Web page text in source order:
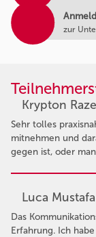
zur
Krypton
Sehr tolles
mitnehmen und
gegen ist, oder
Luca Mustafa
Das
Erfahrung. Ich